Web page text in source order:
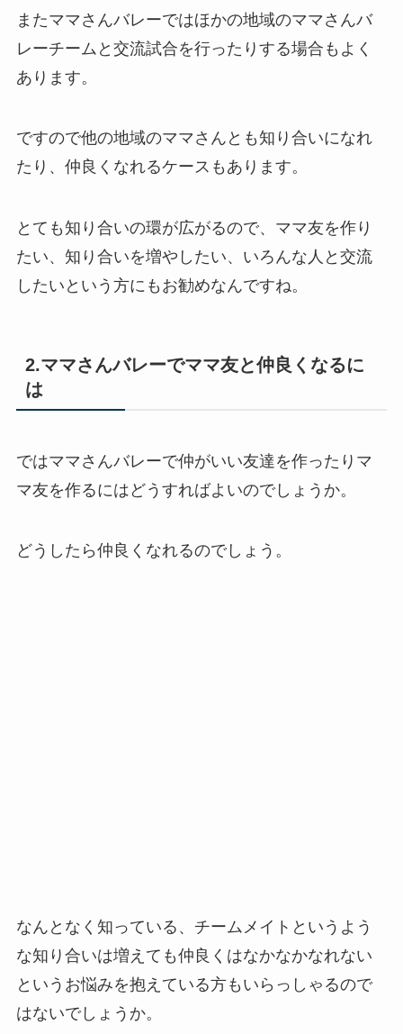
またママさんバレーではほかの地域のママさんバ
レーチームと交流試合を行ったりする場合もよく
あります。
ですので他の地域のママさんとも知り合いになれ
たり、仲良くなれるケースもあります。
とても知り合いの環が広がるので、ママ友を作り
たい、知り合いを増やしたい、いろんな人と交流
したいという方にもお勧めなんですね。
2.ママさんバレーでママ友と仲良くなるに
は
ではママさんバレーで仲がいい友達を作ったりマ
マ友を作るにはどうすればよいのでしょうか。
どうしたら仲良くなれるのでしょう。
なんとなく知っている、チームメイトというよう
な知り合いは増えても仲良くはなかなかなれない
というお悩みを抱えている方もいらっしゃるので
はないでしょうか。